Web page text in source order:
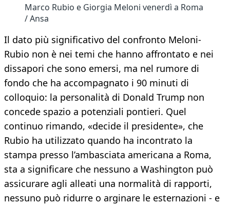
Marco Rubio e Giorgia Meloni venerdì a Roma
/ Ansa
Il dato più significativo del confronto Meloni-
Rubio non è nei temi che hanno affrontato e nei
dissapori che sono emersi, ma nel rumore di
fondo che ha accompagnato i 90 minuti di
colloquio: la personalità di Donald Trump non
concede spazio a potenziali pontieri. Quel
continuo rimando, «decide il presidente», che
Rubio ha utilizzato quando ha incontrato la
stampa presso l’ambasciata americana a Roma,
sta a significare che nessuno a Washington può
assicurare agli alleati una normalità di rapporti,
nessuno può ridurre o arginare le esternazioni - e